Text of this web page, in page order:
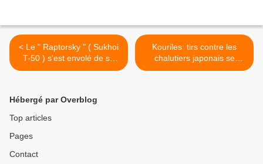
< Le " Raptorsky " ( Sukhoi
T-50 ) s'est envolé de sa
planche à dessin ce matin
Kouriles: tirs contre les
chalutiers japonais se
livrant à la pêche illégale
Hébergé par Overblog
Top articles
Pages
Contact